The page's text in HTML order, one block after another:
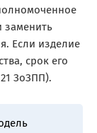
заменить
Если изделие
срок его
ЗоЗПП).